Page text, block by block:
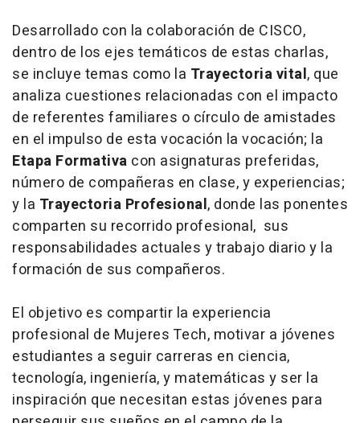
Desarrollado con la colaboración de CISCO,
dentro de los ejes temáticos de estas charlas,
se incluye temas como la Trayectoria vital, que
analiza cuestiones relacionadas con el impacto
de referentes familiares o círculo de amistades
en el impulso de esta vocación la vocación; la
Etapa Formativa con asignaturas preferidas,
número de compañeras en clase, y experiencias;
y la Trayectoria Profesional, donde las ponentes
comparten su recorrido profesional, sus
responsabilidades actuales y trabajo diario y la
formación de sus compañeros.
El objetivo es compartir la experiencia
profesional de Mujeres Tech, motivar a jóvenes
estudiantes a seguir carreras en ciencia,
tecnología, ingeniería, y matemáticas y ser la
inspiración que necesitan estas jóvenes para